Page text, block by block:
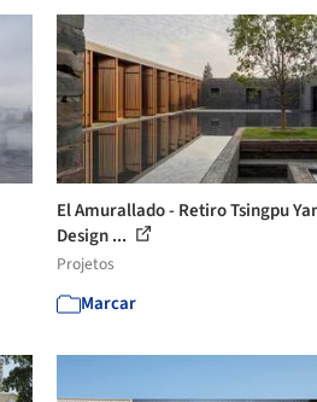
El Amurallado - Retiro Tsingpu
Design ...
Projetos
Marcar